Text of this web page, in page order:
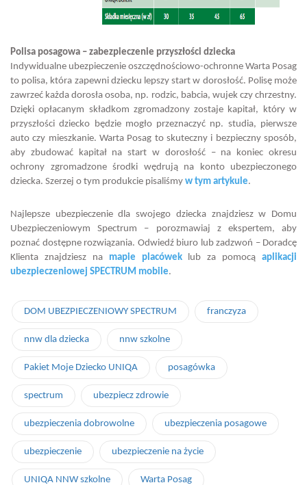
Polisa posagowa – zabezpieczenie przyszłości dziecka
Indywidualne ubezpieczenie oszczędnościowo-ochronne Warta Posag
to polisa, która zapewni dziecku lepszy start w dorosłość. Polisę może
zawrzeć każda dorosła osoba, np. rodzic, babcia, wujek czy chrzestny.
Dzięki opłacanym składkom zgromadzony zostaje kapitał, który w
przyszłości dziecko będzie mogło przeznaczyć np. studia, pierwsze
auto czy mieszkanie. Warta Posag to skuteczny i bezpieczny sposób,
aby zbudować kapitał na start w dorosłość – na koniec okresu
ochrony zgromadzone środki wędrują na konto ubezpieczonego
dziecka. Szerzej o tym produkcie pisaliśmy w tym artykule.
Najlepsze ubezpieczenie dla swojego dziecka znajdziesz w Domu
Ubezpieczeniowym Spectrum – porozmawiaj z ekspertem, aby
poznać dostępne rozwiązania. Odwiedź biuro lub zadzwoń – Doradcę
Klienta znajdziesz na mapie placóweklub za pomocą aplikacji
ubezpieczeniowej SPECTRUM mobile.
DOM UBEZPIECZENIOWY SPECTRUM franczyza
nnw dla dziecka nnw szkolne
Pakiet Moje Dziecko UNIQA posagówka
spectrum ubezpiecz zdrowie
ubezpieczenia dobrowolne ubezpieczenia posagowe
ubezpieczenie ubezpieczenie na życie
UNIQA NNW szkolne Warta Posag